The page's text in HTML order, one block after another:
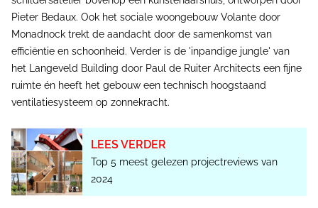
Pieter Bedaux. Ook het sociale woongebouw Volante door
Monadnock trekt de aandacht door de samenkomst van
efficiëntie en schoonheid. Verder is de 'inpandige jungle' van
het Langeveld Building door Paul de Ruiter Architects een fijne
ruimte én heeft het gebouw een technisch hoogstaand
ventilatiesysteem op zonnekracht.
LEES VERDER
Top 5 meest gelezen projectreviews van
2024